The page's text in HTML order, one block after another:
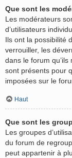
Que sont les
Les modérateurs
d’utilisateurs
Ils ont la possibilité
verrouiller, les
dans le forum
sont présents pour
imposées sur le
Haut
Que sont les
Les groupes
du forum de
peut appartenir à